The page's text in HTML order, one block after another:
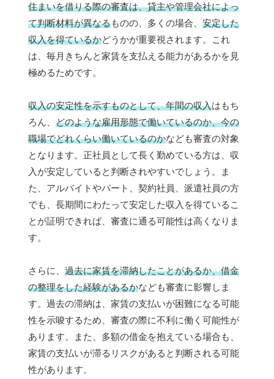
住まいを借りる際の審査は、貸主や管理会社によっ
て判断材料が異なるものの、多くの場合、 安定した
収入を得ているかどうかが重要視されます。これ
は、毎月きちんと家賃を支払える能力があるかを見
極めるためです。
収入の安定性を示すものとして、年間の収入はもち
ろん、 どのような雇用形態で働いているのか、今の
職場でどれくらい働いているのかなども審査の対象
となります。正社員として長く勤めている方は、収
入が安定していると判断されやすいでしょう。ま
た、アルバイトやパート、契約社員、派遣社員の方
でも、長期間にわたって安定した収入を得ているこ
とが証明できれば、審査に通る可能性は高くなりま
す。
さらに、 過去に家賃を滞納したことがあるか、借金
の整理をした経験があるかなども審査に影響しま
す。過去の滞納は、家賃の支払いが困難になる可能
性を示唆するため、審査の際に不利に働く可能性が
あります。また、多額の借金を抱えている場合も、
家賃の支払いが滞るリスクがあると判断される可能
性があります。